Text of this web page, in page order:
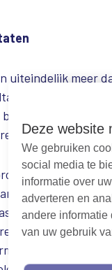
Deze website
We gebruiken
social media te
informatie over
adverteren en
andere informatie
van uw gebruik
uiteindelijk meer
Zo’n
al bekend,
schrijfwijze.
van de
Daarvan
activiteiten.
werd
dat het een